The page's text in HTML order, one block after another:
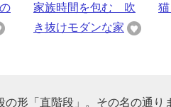
家族時間を包む 吹
き抜けモダンな家
の形「直階段」。その名の通